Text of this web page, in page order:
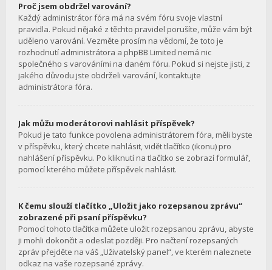
Proč jsem obdržel varování?
Každý administrátor fóra má na svém fóru svoje vlastní
pravidla. Pokud nějaké z těchto pravidel porušíte, může vám být
uděleno varování. Vezměte prosím na vědomí, že toto je
rozhodnutí administrátora a phpBB Limited nemá nic
společného s varováními na daném fóru. Pokud si nejste jisti, z
jakého důvodu jste obdrželi varování, kontaktujte
administrátora fóra.
Jak můžu moderátorovi nahlásit příspěvek?
Pokud je tato funkce povolena administrátorem fóra, měli byste
v příspěvku, který chcete nahlásit, vidět tlačítko (ikonu) pro
nahlášení příspěvku. Po kliknutí na tlačítko se zobrazí formulář,
pomocí kterého můžete příspěvek nahlásit.
K čemu slouží tlačítko „Uložit jako rozepsanou zprávu“
zobrazené při psaní příspěvku?
Pomocí tohoto tlačítka můžete uložit rozepsanou zprávu, abyste
ji mohli dokončit a odeslat později. Pro načtení rozepsaných
zpráv přejděte na váš „Uživatelský panel“, ve kterém naleznete
odkaz na vaše rozepsané zprávy.